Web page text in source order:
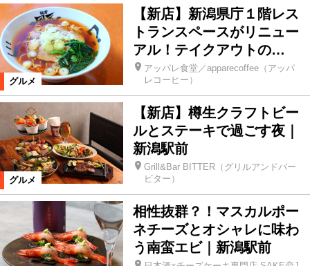
グルメ
【新店】新潟県庁１階レス
トランスペースがリニュー
アル！テイクアウトの…
アッパレ食堂／apparecoffee（アッパ
レコーヒー）
グルメ
【新店】樽生クラフトビー
ルとステーキで過ごす夜｜
新潟駅前
Grill&Bar BITTER（グリルアンドバー
ビター）
相性抜群？！マスカルポー
ネチーズとオシャレに味わ
う南蛮エビ｜新潟駅前